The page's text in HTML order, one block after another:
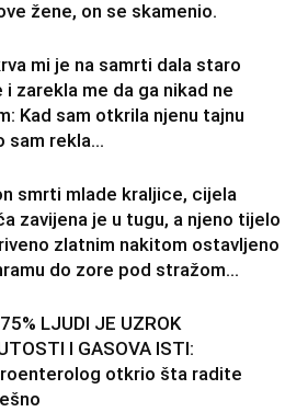
žene, on se skamenio.
mi je na samrti dala staro
i zarekla me da ga nikad ne
Kad sam otkrila njenu tajnu
sam rekla...
smrti mlade kraljice, cijela
zavijena je u tugu, a njeno tijelo
zlatnim nakitom ostavljeno
do zore pod stražom...
LJUDI JE UZROK
I GASOVA ISTI:
otkrio šta radite